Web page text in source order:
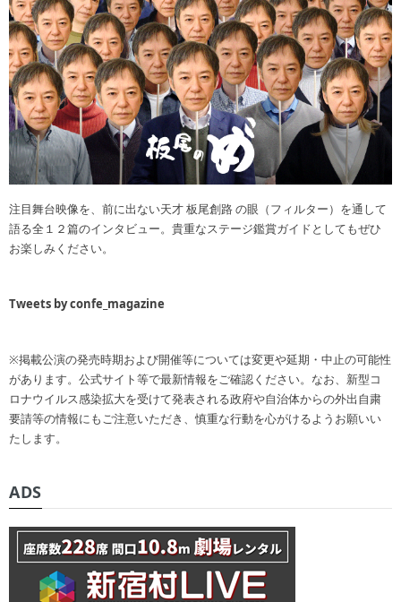
注目舞台映像を、前に出ない天才 板尾創路 の眼（フィルター）を通して
語る全１２篇のインタビュー。貴重なステージ鑑賞ガイドとしてもぜひ
お楽しみください。
Tweets by confe_magazine
※掲載公演の発売時期および開催等については変更や延期・中止の可能性
があります。公式サイト等で最新情報をご確認ください。なお、新型コ
ロナウイルス感染拡大を受けて発表される政府や自治体からの外出自粛
要請等の情報にもご注意いただき、慎重な行動を心がけるようお願いい
たします。
ADS